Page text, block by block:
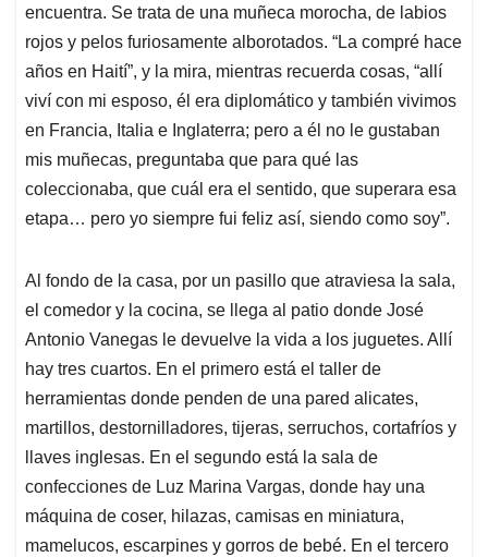
encuentra. Se trata de una muñeca morocha, de labios
rojos y pelos furiosamente alborotados. “La compré hace
años en Haití”, y la mira, mientras recuerda cosas, “allí
viví con mi esposo, él era diplomático y también vivimos
en Francia, Italia e Inglaterra; pero a él no le gustaban
mis muñecas, preguntaba que para qué las
coleccionaba, que cuál era el sentido, que superara esa
etapa… pero yo siempre fui feliz así, siendo como soy”.
Al fondo de la casa, por un pasillo que atraviesa la sala,
el comedor y la cocina, se llega al patio donde José
Antonio Vanegas le devuelve la vida a los juguetes. Allí
hay tres cuartos. En el primero está el taller de
herramientas donde penden de una pared alicates,
martillos, destornilladores, tijeras, serruchos, cortafríos y
llaves inglesas. En el segundo está la sala de
confecciones de Luz Marina Vargas, donde hay una
máquina de coser, hilazas, camisas en miniatura,
mamelucos, escarpines y gorros de bebé. En el tercero